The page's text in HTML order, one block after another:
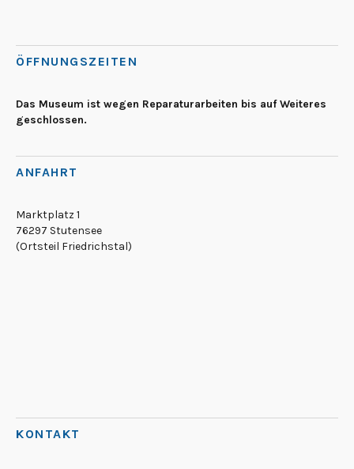
ÖFFNUNGSZEITEN
Das Museum ist wegen Reparaturarbeiten bis auf Weiteres
geschlossen.
ANFAHRT
Marktplatz 1
76297 Stutensee
(Ortsteil Friedrichstal)
KONTAKT